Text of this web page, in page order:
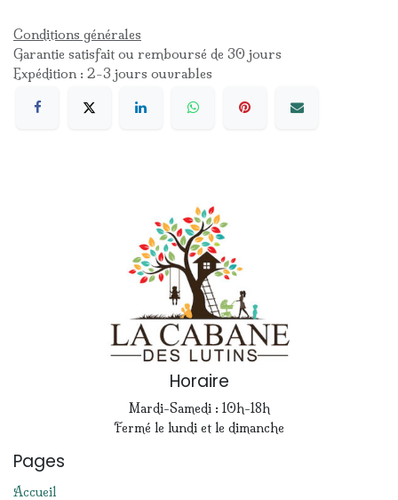
Conditions générales
Garantie satisfait ou remboursé de 30 jours
Expédition : 2-3 jours ouvrables
Horaire
Mardi-Samedi : 10h-18h
Fermé le lundi et le dimanche
Pages
Accueil